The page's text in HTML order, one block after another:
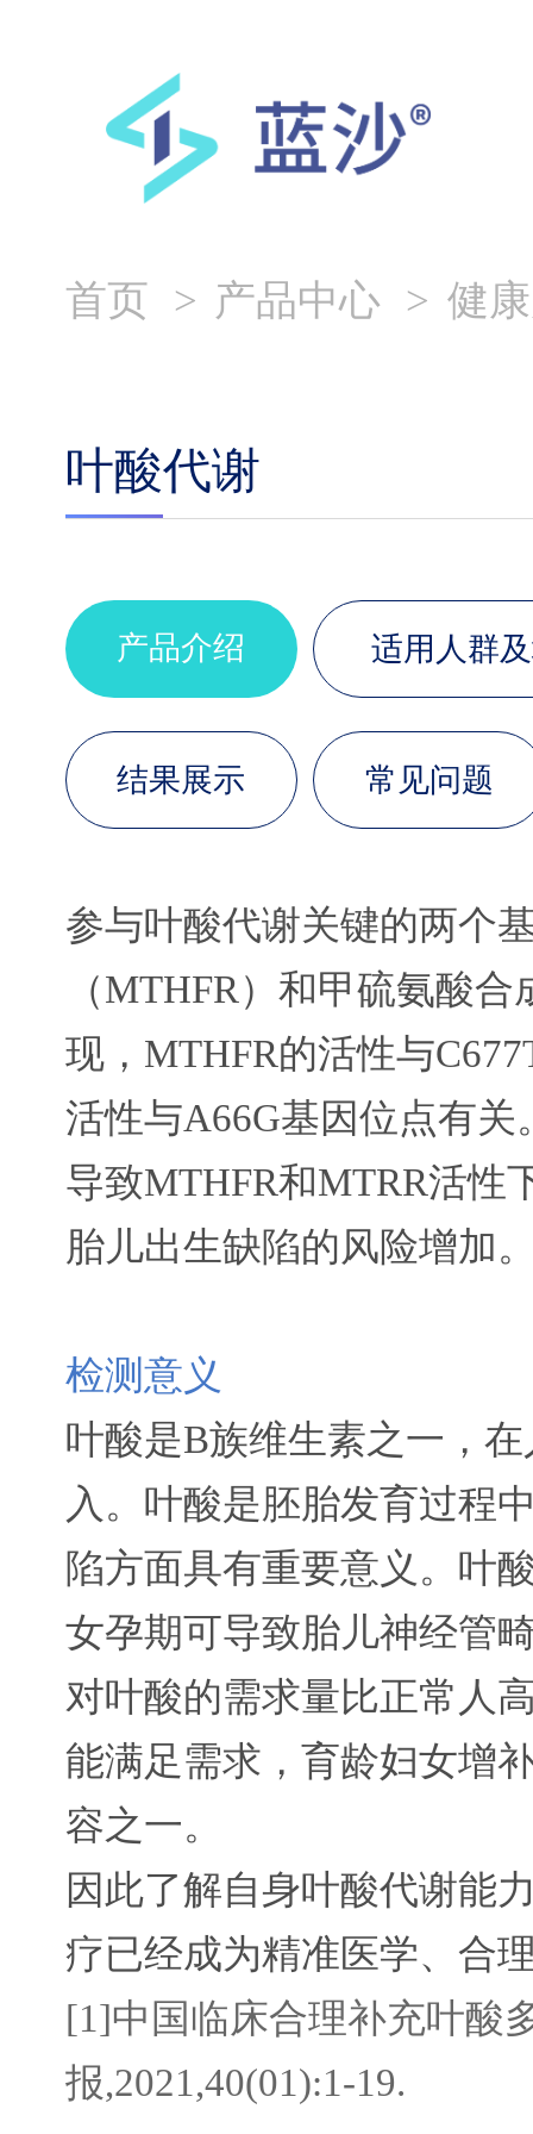
首页 产品中心 健
叶酸代谢
产品介绍 适用人群
结果展示 常见问题
参与叶酸代谢关键的两个
（MTHFR）和甲硫氨酸
现，MTHFR的活性与
活性与A66G基因位点有
导致MTHFR和MTRR活性
胎儿出生缺陷的风险增加
检测意义
叶酸是B族维生素之一，
入。叶酸是胚胎发育过程
陷方面具有重要意义。叶
女孕期可导致胎儿神经管
对叶酸的需求量比正常人
能满足需求，育龄妇女增
容之一。
因此了解自身叶酸代谢能
疗已经成为精准医学、合
[1]中国临床合理补充叶酸
报,2021,40(01):1-19.